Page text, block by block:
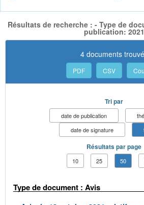
Résultats de recherche : - Type de
publication: 2021
4 documents
PDF CSV
Tri par
date de publication
date de signature
Résultats par page
10 25 50
Type de document : Avis